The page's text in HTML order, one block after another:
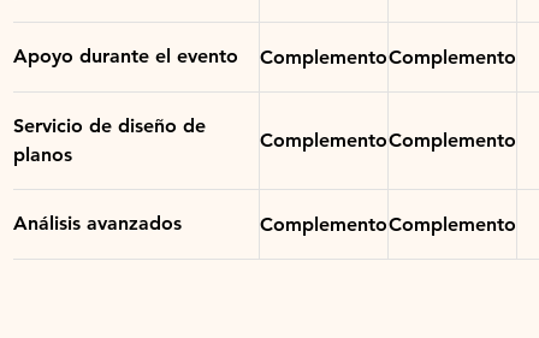
Apoyo durante el evento ComplementoComplemento
Servicio de diseño de
planos
ComplementoComplemento
Análisis avanzados ComplementoComplemento